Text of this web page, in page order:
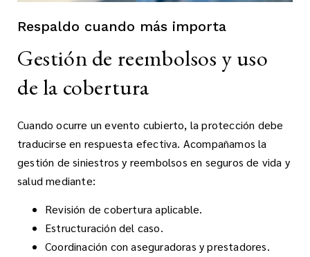
Respaldo cuando más importa
Gestión de reembolsos y uso
de la cobertura
Cuando ocurre un evento cubierto, la protección debe
traducirse en respuesta efectiva. Acompañamos la
gestión de siniestros y reembolsos en seguros de vida y
salud mediante:
Revisión de cobertura aplicable.
Estructuración del caso.
Coordinación con aseguradoras y prestadores.